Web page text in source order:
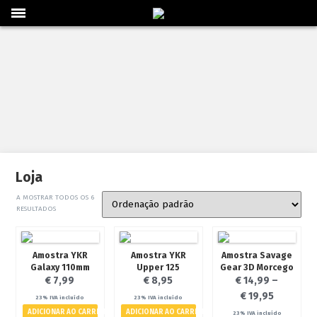
Loja
A MOSTRAR TODOS OS 6
RESULTADOS
Amostra YKR
Galaxy 110mm
€ 7,99
23% IVA incluído
ADICIONAR AO CARRINHO
Amostra YKR
Upper 125
€ 8,95
23% IVA incluído
ADICIONAR AO CARRINHO
Amostra Savage
Gear 3D Morcego
€14,99 –
€19,95
23% IVA incluído
Loja Online
Náutica
Acessórios Náutica
Diversos Náutica
Eletrónica
Motores